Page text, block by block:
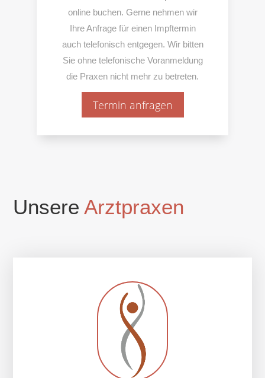
online buchen. Gerne nehmen wir
Ihre Anfrage für einen Impftermin
auch telefonisch entgegen. Wir bitten
Sie ohne telefonische Voran­meldung
die Praxen nicht mehr zu betreten.
Termin anfragen
UnsereArztpraxen